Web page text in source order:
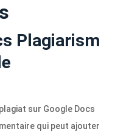
Plagiarism
sur Google Docs
qui peut ajouter